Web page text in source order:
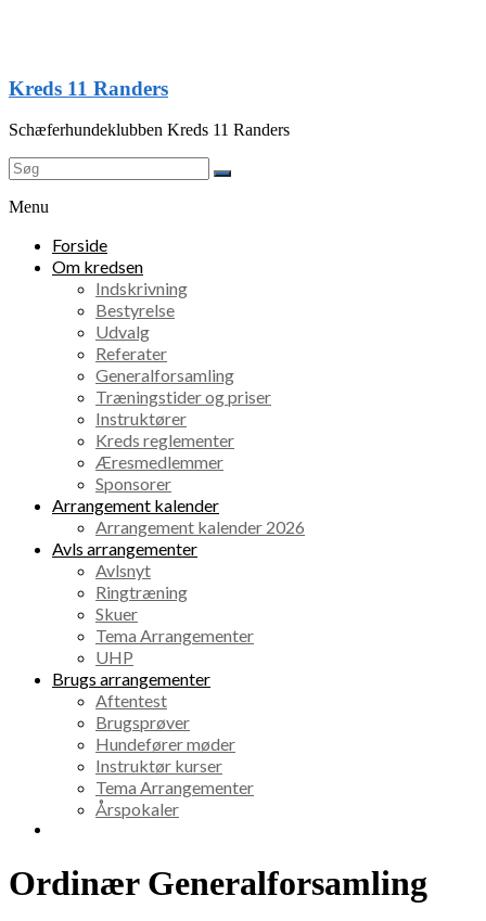
Kreds 11 Randers
Schæferhundeklubben Kreds 11 Randers
Menu
Forside
Om kredsen
Indskrivning
Bestyrelse
Udvalg
Referater
Generalforsamling
Træningstider og priser
Instruktører
Kreds reglementer
Æresmedlemmer
Sponsorer
Arrangement kalender
Arrangement kalender 2026
Avls arrangementer
Avlsnyt
Ringtræning
Skuer
Tema Arrangementer
UHP
Brugs arrangementer
Aftentest
Brugsprøver
Hundefører møder
Instruktør kurser
Tema Arrangementer
Årspokaler
Ordinær Generalforsamling